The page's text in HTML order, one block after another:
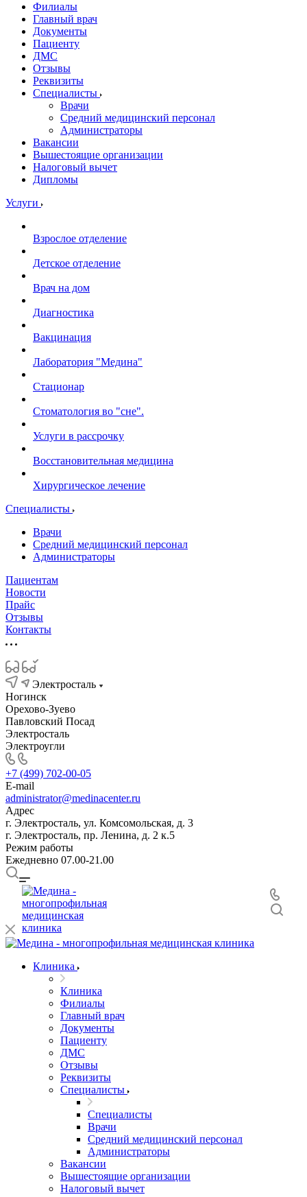
Филиалы
Главный врач
Документы
Пациенту
ДМС
Отзывы
Реквизиты
Специалисты
Врачи
Средний медицинский персонал
Администраторы
Вакансии
Вышестоящие организации
Налоговый вычет
Дипломы
Услуги
Взрослое отделение
Детское отделение
Врач на дом
Диагностика
Вакцинация
Лаборатория "Медина"
Стационар
Стоматология во "сне".
Услуги в рассрочку
Восстановительная медицина
Хирургическое лечение
Специалисты
Врачи
Средний медицинский персонал
Администраторы
Пациентам
Новости
Прайс
Отзывы
Контакты
Электросталь
Ногинск
Орехово-Зуево
Павловский Посад
Электросталь
Электроугли
+7 (499) 702-00-05
E-mail
administrator@medinacenter.ru
Адрес
г. Электросталь, ул. Комсомольская, д. 3
г. Электросталь, пр. Ленина, д. 2 к.5
Режим работы
Ежедневно 07.00-21.00
Клиника
Клиника
Филиалы
Главный врач
Документы
Пациенту
ДМС
Отзывы
Реквизиты
Специалисты
Специалисты
Врачи
Средний медицинский персонал
Администраторы
Вакансии
Вышестоящие организации
Налоговый вычет